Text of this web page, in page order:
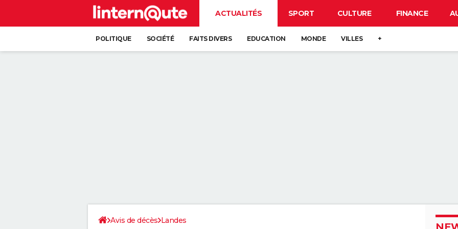
ACTUALITÉS SPORT CULTURE FINANCE
POLITIQUE SOCIÉTÉ FAITS DIVERS EDUCATION MONDE VILLES +
Avis de décès Landes